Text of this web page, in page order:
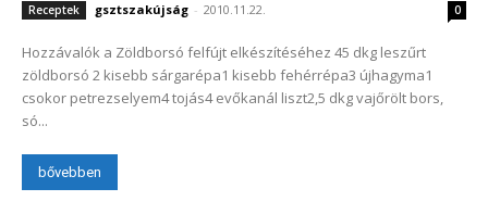
Receptek gsztszakújság - 2010.11.22. 0
Hozzávalók a Zöldborsó felfújt elkészítéséhez 45 dkg leszűrt
zöldborsó 2 kisebb sárgarépa1 kisebb fehérrépa3 újhagyma1
csokor petrezselyem4 tojás4 evőkanál liszt2,5 dkg vajőrölt bors,
só...
bővebben